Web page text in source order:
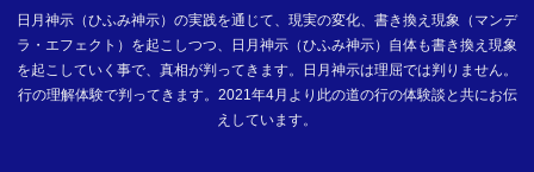
日月神示（ひふみ神示）の実践を通じて、現実の変化、書き換え現象（マンデ
ラ・エフェクト）を起こしつつ、日月神示（ひふみ神示）自体も書き換え現象
を起こしていく事で、真相が判ってきます。日月神示は理屈では判りません。
行の理解体験で判ってきます。2021年4月より此の道の行の体験談と共にお伝
えしています。